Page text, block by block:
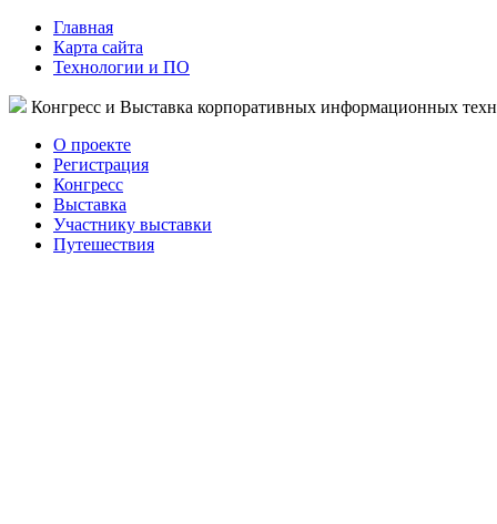
Главная
Карта сайта
Технологии и ПО
Конгресс и Выставка корпоративных информационных
О проекте
Регистрация
Конгресс
Выставка
Участнику выставки
Путешествия